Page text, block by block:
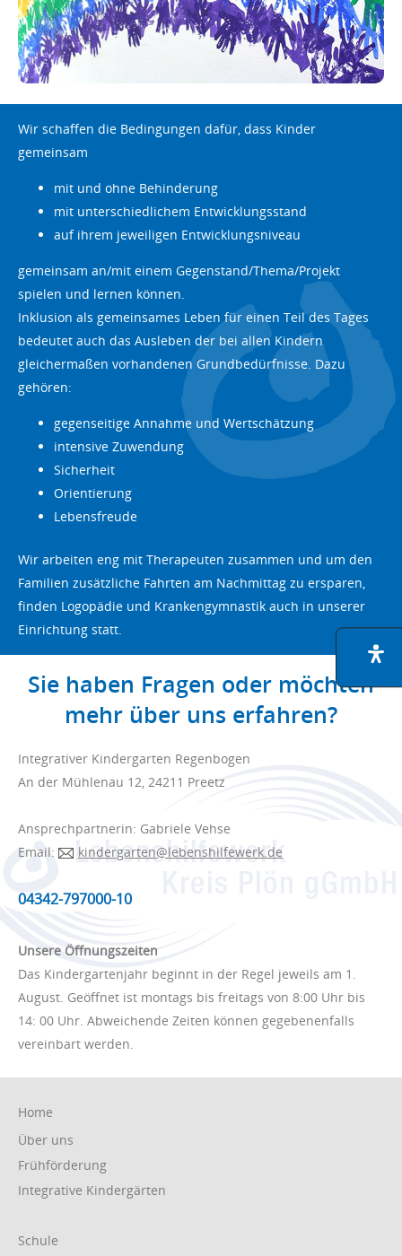
Wir schaffen die Bedingungen dafür, dass Kinder
gemeinsam
mit und ohne Behinderung
mit unterschiedlichem Entwicklungsstand
auf ihrem jeweiligen Entwicklungsniveau
gemeinsam an/mit einem Gegenstand/Thema/Projekt
spielen und lernen können.
Inklusion als gemeinsames Leben für einen Teil des Tages
bedeutet auch das Ausleben der bei allen Kindern
gleichermaßen vorhandenen Grundbedürfnisse. Dazu
gehören:
gegenseitige Annahme und Wertschätzung
intensive Zuwendung
Sicherheit
Orientierung
Lebensfreude
Wir arbeiten eng mit Therapeuten zusammen und um den
Familien zusätzliche Fahrten am Nachmittag zu ersparen,
finden Logopädie und Krankengymnastik auch in unserer
Einrichtung statt.
Sie haben Fragen oder möchten
mehr über uns erfahren?
Integrativer Kindergarten Regenbogen
An der Mühlenau 12, 24211 Preetz
Ansprechpartnerin: Gabriele Vehse
Email:
kindergarten@lebenshilfewerk.de
04342-797000-10
Unsere Öffnungszeiten
Das Kindergartenjahr beginnt in der Regel jeweils am 1.
August. Geöffnet ist montags bis freitags von 8:00 Uhr bis
14: 00 Uhr. Abweichende Zeiten können gegebenenfalls
vereinbart werden.
überspringen
Home
Über uns
Frühförderung
Integrative Kindergärten
überspringen
Schule